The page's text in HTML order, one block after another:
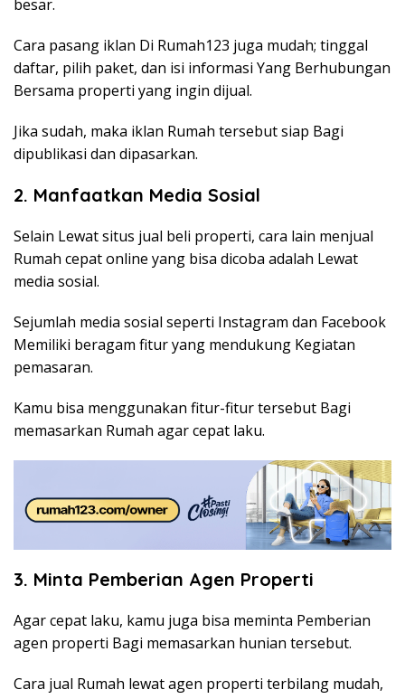
besar.
Cara pasang iklan Di Rumah123 juga mudah; tinggal
daftar, pilih paket, dan isi informasi Yang Berhubungan
Bersama properti yang ingin dijual.
Jika sudah, maka iklan Rumah tersebut siap Bagi
dipublikasi dan dipasarkan.
2. Manfaatkan Media Sosial
Selain Lewat situs jual beli properti, cara lain menjual
Rumah cepat online yang bisa dicoba adalah Lewat
media sosial.
Sejumlah media sosial seperti Instagram dan Facebook
Memiliki beragam fitur yang mendukung Kegiatan
pemasaran.
Kamu bisa menggunakan fitur-fitur tersebut Bagi
memasarkan Rumah agar cepat laku.
3. Minta Pemberian Agen Properti
Agar cepat laku, kamu juga bisa meminta Pemberian
agen properti Bagi memasarkan hunian tersebut.
Cara jual Rumah lewat agen properti terbilang mudah,